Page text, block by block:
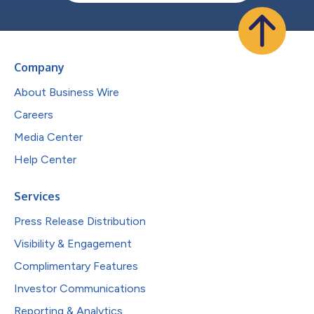
Company
About Business Wire
Careers
Media Center
Help Center
Services
Press Release Distribution
Visibility & Engagement
Complimentary Features
Investor Communications
Reporting & Analytics